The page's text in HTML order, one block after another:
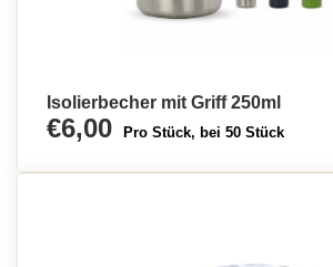
Isolierbecher mit Griff 250ml
€6,00 Pro Stück, bei 50 Stück